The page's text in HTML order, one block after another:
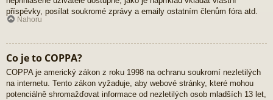
příspěvky, posílat soukromé zprávy a emaily ostatním členům fóra atd.
Nahoru
Co je to COPPA?
COPPA je americký zákon z roku 1998 na ochranu soukromí nezletilých
na internetu. Tento zákon vyžaduje, aby webové stránky, které mohou
potenciálně shromažďovat informace od nezletilých osob mladších 13 let,